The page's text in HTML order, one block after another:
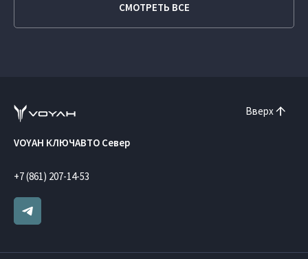
СМОТРЕТЬ ВСЕ
Вверх
VOYAH КЛЮЧАВТО Север
+7 (861) 207-14-53